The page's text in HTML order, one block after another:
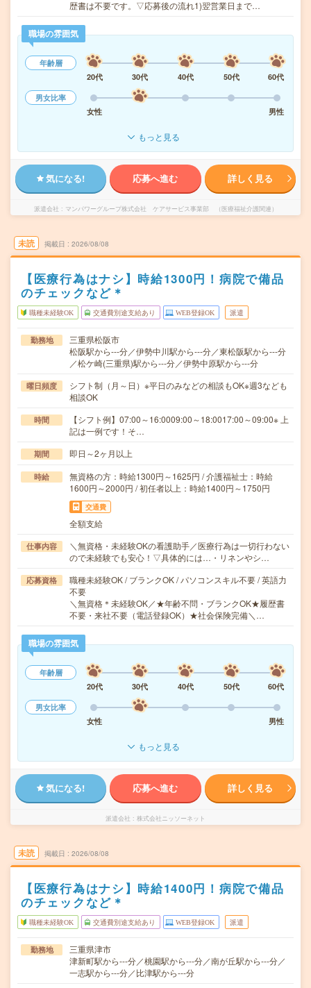
歴書は不要です。▽応募後の流れ1)翌営業日まで…
職場の雰囲気
年齢層
20代
30代 40代 50代
60代
男女比率
女性
男性
もっと見る
気になる! 応募へ進む 詳しく見る
派遣会社 マンパワーグループ株式会社 ケアサービス事業部 （医療福祉介護関連）
未読 掲載日 2026/08/08
【医療行為はナシ】時給1300円！病院で備品
のチェックなど＊
職種未経験OK 交通費別途支給あり WEB登録OK 派遣
勤務地
三重県松阪市
松阪駅から---分／伊勢中川駅から---分／東松阪駅から---分
／松ケ崎(三重県)駅から---分／伊勢中原駅から---分
曜日頻度
シフト制（月～日）※平日のみなどの相談もOK※週3なども
相談OK
時間
【シフト例】07:00～16:0009:00～18:0017:00～09:00※ 上
記は一例です！そ…
期間 即日～2ヶ月以上
時給
無資格の方：時給1300円～1625円 / 介護福祉士：時給
1600円～2000円 / 初任者以上：時給1400円～1750円
交通費
全額支給
仕事内容
＼無資格・未経験OKの看護助手／医療行為は一切行わない
ので未経験でも安心！▽具体的には…・リネンやシ…
応募資格
職種未経験OK / ブランクOK / パソコンスキル不要 / 英語力
不要
＼無資格＊未経験OK／★年齢不問・ブランクOK★履歴書
不要・来社不要（電話登録OK）★社会保険完備＼…
職場の雰囲気
年齢層
20代
30代 40代 50代
60代
男女比率
女性
男性
もっと見る
気になる! 応募へ進む 詳しく見る
派遣会社 株式会社ニッソーネット
未読 掲載日 2026/08/08
【医療行為はナシ】時給1400円！病院で備品
のチェックなど＊
職種未経験OK 交通費別途支給あり WEB登録OK 派遣
勤務地
三重県津市
津新町駅から---分／桃園駅から---分／南が丘駅から---分／
一志駅から---分／比津駅から---分